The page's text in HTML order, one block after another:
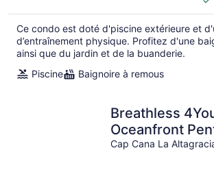
Ce condo est doté d'piscine extérieure et
d’entraînement physique. Profitez d'une
ainsi que du jardin et de la buanderie.
Piscine
Baignoire à remous
Breathless
Oceanfront
Cap Cana La